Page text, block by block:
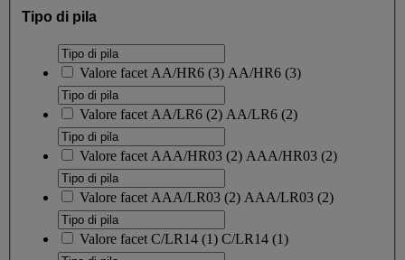
Tipo di pila
Valore facet AA/HR6 (3) AA/HR6 (3)
Valore facet AA/LR6 (2) AA/LR6 (2)
Valore facet AAA/HR03 (2) AAA/HR03 (2)
Valore facet AAA/LR03 (2) AAA/LR03 (2)
Valore facet C/LR14 (1) C/LR14 (1)